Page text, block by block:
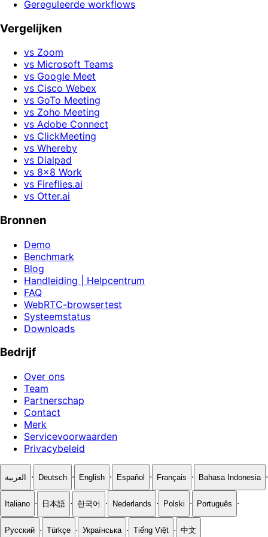
Gereguleerde workflows
Vergelijken
vs Zoom
vs Microsoft Teams
vs Google Meet
vs Cisco Webex
vs GoTo Meeting
vs Zoho Meeting
vs Adobe Connect
vs ClickMeeting
vs Whereby
vs Dialpad
vs 8x8 Work
vs Fireflies.ai
vs Otter.ai
Bronnen
Demo
Benchmark
Blog
Handleiding | Helpcentrum
FAQ
WebRTC-browsertest
Systeemstatus
Downloads
Bedrijf
Over ons
Team
Partnerschap
Contact
Merk
Servicevoorwaarden
Privacybeleid
العربية · Deutsch · English · Español · Français · Bahasa Indonesia ·
Italiano · 日本語 · 한국어 · Nederlands · Polski · Português ·
Русский · Türkçe · Українська · Tiếng Việt · 中文